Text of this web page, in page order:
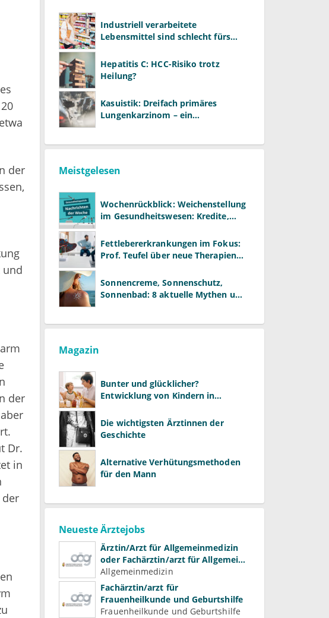
der
und
der
Dr.
in
Industriell verarbeitete
Lebensmittel sind schlecht fürs
Hepatitis C: HCC-Risiko trotz
Heilung?
Kasuistik: Dreifach primäres
Lungenkarzinom – ein
Meistgelesen
Wochenrückblick: Weichenstellung
im Gesundheitswesen: Kredite,
Fettlebererkrankungen im Fokus:
Prof. Teufel über neue Therapien
Sonnencreme, Sonnenschutz,
Sonnenbad: 8 aktuelle Mythen und
Magazin
Bunter und glücklicher?
Entwicklung von Kindern in
Die wichtigsten Ärztinnen der
Geschichte
Alternative Verhütungsmethoden
für den Mann
Neueste Ärztejobs
Ärztin/Arzt für Allgemeinmedizin
oder Fachärztin/arzt für Allgemein-
und Familienmedizin für
Psychiatrie und
Psychotherapeutische Medizin
Allgemeinmedizin
Fachärztin/arzt für
Frauenheilkunde und Geburtshilfe
Frauenheilkunde und Geburtshilfe